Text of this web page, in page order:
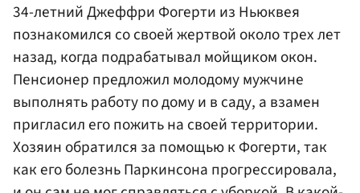
34-летний Джеффри Фогерти из Ньюквея
познакомился со своей жертвой около трех лет
назад, когда подрабатывал мойщиком окон.
Пенсионер предложил молодому мужчине
выполнять работу по дому и в саду, а взамен
пригласил его пожить на своей территории.
Хозяин обратился за помощью к Фогерти, так
как его болезнь Паркинсона прогрессировала,